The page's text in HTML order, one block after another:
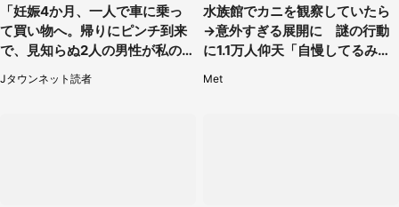
「妊娠4か月、一人で車に乗っ
て買い物へ。帰りにピンチ到来
で、見知らぬ2人の男性が私の車
を...」（30代女性）
Jタウンネット読者
水族館でカニを観察していたら
→意外すぎる展開に 謎の行動
に1.1万人仰天「自慢してるみた
Met